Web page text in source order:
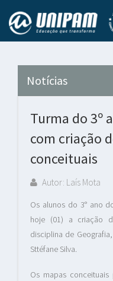
Notícias
Turma do 3º
com criação
conceituais
Autor: Laís Mota
Os alunos do 3° ano
hoje (01) a criação
disciplina de
Sttéfane Silva.
Os mapas